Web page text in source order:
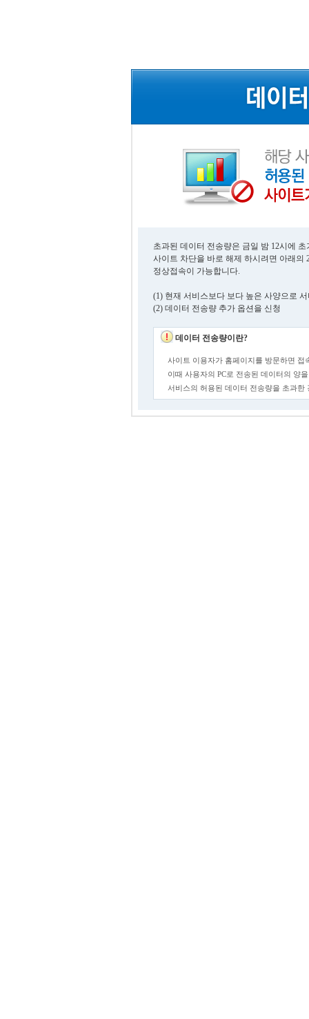
초과된 데이터 전송량은 금일 밤 12시에
사이트 차단을 바로 해제 하시려면 아래의
정상접속이 가능합니다.
(1) 현재 서비스보다 보다 높은 사양으로
(2) 데이터 전송량 추가 옵션을 신청
데이터 전송량이란?
사이트 이용자가 홈페이지를 방문하면 접
이때 사용자의 PC로 전송된 데이터의 양
서비스의 허용된 데이터 전송량을 초과